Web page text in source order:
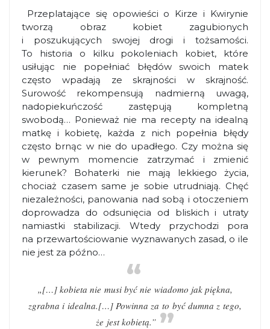
Przeplatające się opowieści o Kirze i Kwirynie
tworzą obraz kobiet zagubionych
i poszukujących swojej drogi i tożsamości.
To historia o kilku pokoleniach kobiet, które
usiłując nie popełniać błędów swoich matek
często wpadają ze skrajności w skrajność.
Surowość rekompensują nadmierną uwagą,
nadopiekuńczość zastępują kompletną
swobodą… Ponieważ nie ma recepty na idealną
matkę i kobietę, każda z nich popełnia błędy
często brnąc w nie do upadłego. Czy można się
w pewnym momencie zatrzymać i zmienić
kierunek? Bohaterki nie mają lekkiego życia,
chociaż czasem same je sobie utrudniają. Chęć
niezależności, panowania nad sobą i otoczeniem
doprowadza do odsunięcia od bliskich i utraty
namiastki stabilizacji. Wtedy przychodzi pora
na przewartościowanie wyznawanych zasad, o ile
nie jest za późno…
„[…] kobieta nie musi być nie wiadomo jak piękna,
zgrabna i idealna.[…] Powinna za to być dumna z tego,
że jest kobietą.”